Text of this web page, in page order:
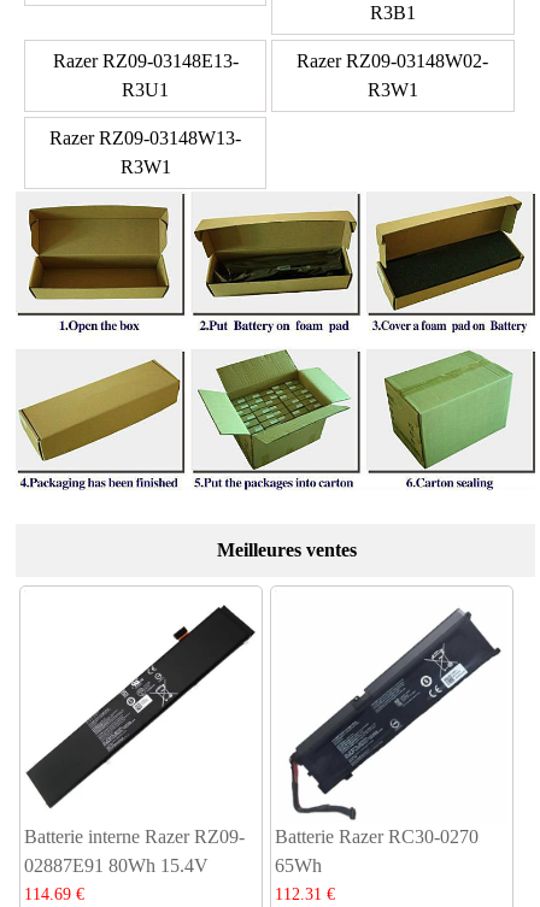
R3B1
Razer RZ09-03148E13-
R3U1
Razer RZ09-03148W02-
R3W1
Razer RZ09-03148W13-
R3W1
Meilleures ventes
Batterie interne Razer RZ09-
02887E91 80Wh 15.4V
114.69 €
Batterie Razer RC30-0270
65Wh
112.31 €